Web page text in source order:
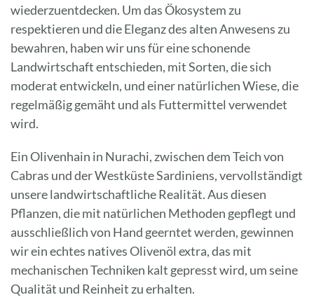
wiederzuentdecken. Um das Ökosystem zu
respektieren und die Eleganz des alten Anwesens zu
bewahren, haben wir uns für eine schonende
Landwirtschaft entschieden, mit Sorten, die sich
moderat entwickeln, und einer natürlichen Wiese, die
regelmäßig gemäht und als Futtermittel verwendet
wird.
Ein Olivenhain in Nurachi, zwischen dem Teich von
Cabras und der Westküste Sardiniens, vervollständigt
unsere landwirtschaftliche Realität. Aus diesen
Pflanzen, die mit natürlichen Methoden gepflegt und
ausschließlich von Hand geerntet werden, gewinnen
wir ein echtes natives Olivenöl extra, das mit
mechanischen Techniken kalt gepresst wird, um seine
Qualität und Reinheit zu erhalten.